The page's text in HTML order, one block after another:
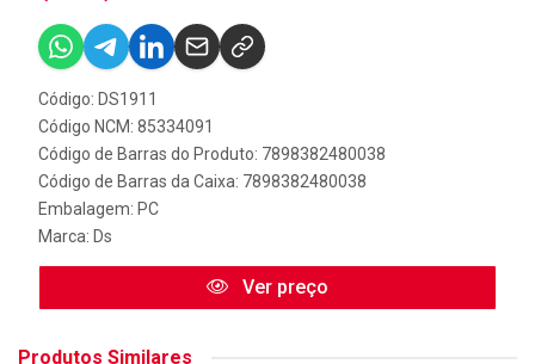
Código: DS1911
Código NCM: 85334091
Código de Barras do Produto: 7898382480038
Código de Barras da Caixa: 7898382480038
Embalagem: PC
Marca: Ds
Ver preço
Produtos Similares